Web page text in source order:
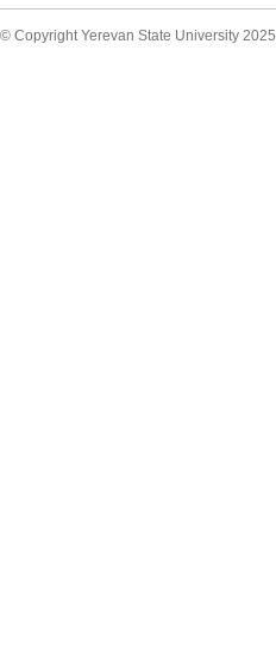
© Copyright Yerevan State University 2025